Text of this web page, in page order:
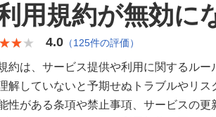
用規約が無効に
4.0 （125件の評価）
約は、サービス提供や利用に関するル
解していないと予期せぬトラブルやリ
性がある条項や禁止事項、サービスの